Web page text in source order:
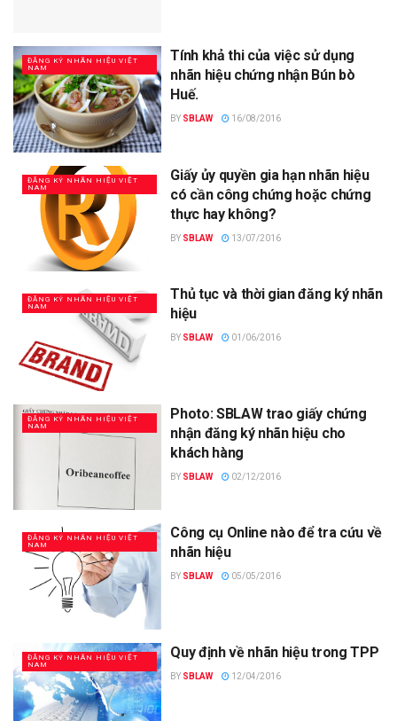
ĐĂNG KÝ NHÃN HIỆU VIỆT
NAM
Tính khả thi của việc sử dụng
nhãn hiệu chứng nhận Bún bò
Huế.
BY SBLAW 16/08/2016
ĐĂNG KÝ NHÃN HIỆU VIỆT
NAM
Giấy ủy quyền gia hạn nhãn hiệu
có cần công chứng hoặc chứng
thực hay không?
BY SBLAW 13/07/2016
ĐĂNG KÝ NHÃN HIỆU VIỆT
NAM
Thủ tục và thời gian đăng ký nhãn
hiệu
BY SBLAW 01/06/2016
ĐĂNG KÝ NHÃN HIỆU VIỆT
NAM
Photo: SBLAW trao giấy chứng
nhận đăng ký nhãn hiệu cho
khách hàng
BY SBLAW 02/12/2016
ĐĂNG KÝ NHÃN HIỆU VIỆT
NAM
Công cụ Online nào để tra cứu về
nhãn hiệu
BY SBLAW 05/05/2016
ĐĂNG KÝ NHÃN HIỆU VIỆT
NAM
Quy định về nhãn hiệu trong TPP
BY SBLAW 12/04/2016